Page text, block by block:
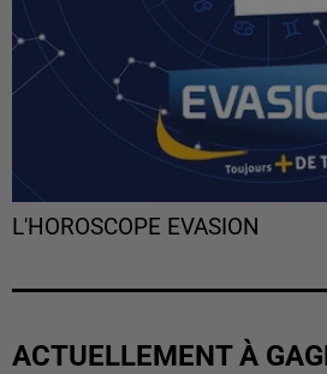
L'HOROSCOPE EVASION
ACTUELLEMENT À